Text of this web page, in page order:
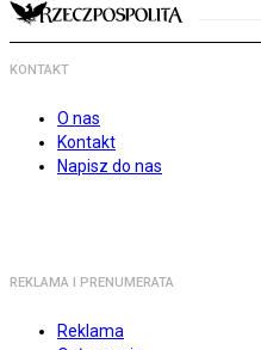
KONTAKT
O nas
Kontakt
Napisz do nas
REKLAMA I PRENUMERATA
Reklama